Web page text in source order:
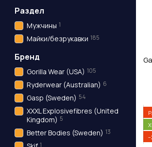
Раздел
Мужчины 1
Майки/безрукавки 185
Бренд
Gorilla Wear (USA) 105
Ryderwear (Australian) 6
Gasp (Sweden) 54
XXXL Explosivefibres (United
Kingdom) 5
Better Bodies (Sweden) 13
1